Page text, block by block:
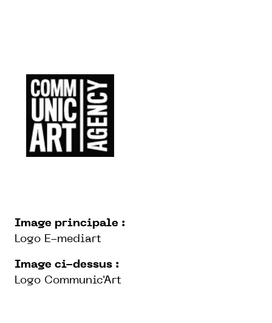
Image principale :
Logo E-mediart
Image ci-dessus :
Logo Communic'Art